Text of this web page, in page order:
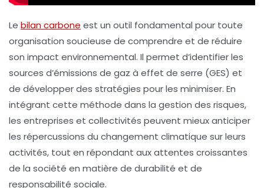
Le bilan carbone est un outil fondamental pour toute
organisation soucieuse de comprendre et de réduire
son impact environnemental. Il permet d’identifier les
sources d’émissions de gaz à effet de serre (GES) et
de développer des stratégies pour les minimiser. En
intégrant cette méthode dans la gestion des risques,
les entreprises et collectivités peuvent mieux anticiper
les répercussions du changement climatique sur leurs
activités, tout en répondant aux attentes croissantes
de la société en matière de durabilité et de
responsabilité sociale.